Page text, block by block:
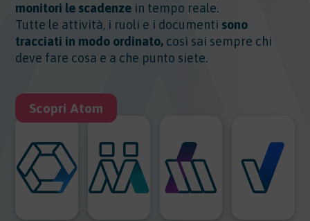
monitori le scadenze in tempo reale.
Tutte le attività, i ruoli e i documenti sono
tracciati in modo ordinato, così sai sempre chi
deve fare cosa e a che punto siete.
Scopri Atom